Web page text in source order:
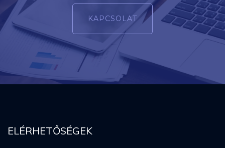
KAPCSOLAT
ELÉRHETŐSÉGEK